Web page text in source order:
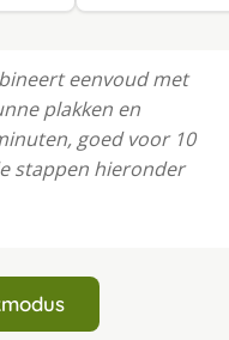
eenvoud met
plakken en
goed voor 10
stappen hieronder